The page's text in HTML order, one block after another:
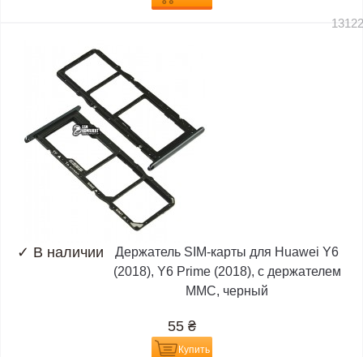
✓ В наличии
Держатель SIM-карты для Huawei Y6
(2018), Y6 Prime (2018), c держателем
MMC, черный
55 ₴
Купить